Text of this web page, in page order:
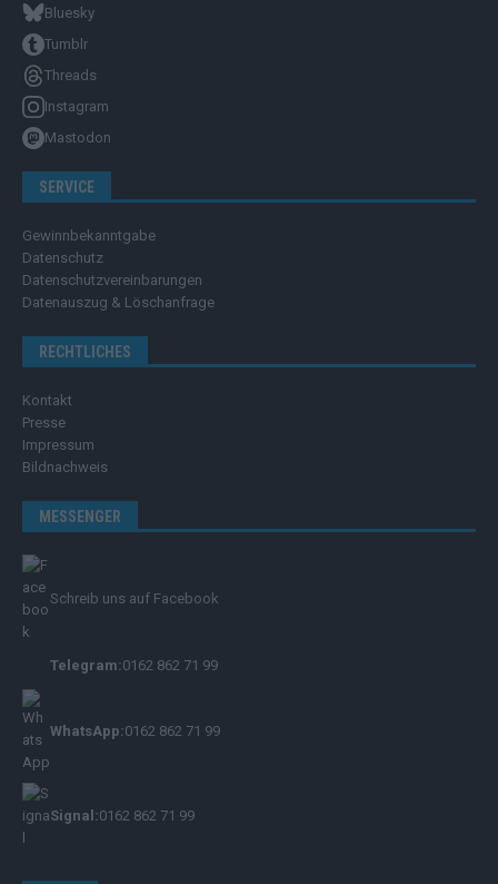
Bluesky
Tumblr
Threads
Instagram
Mastodon
SERVICE
Gewinnbekanntgabe
Datenschutz
Datenschutzvereinbarungen
Datenauszug & Löschanfrage
RECHTLICHES
Kontakt
Presse
Impressum
Bildnachweis
MESSENGER
Schreib uns auf Facebook
Telegram:0162 862 71 99
WhatsApp:0162 862 71 99
Signal:0162 862 71 99